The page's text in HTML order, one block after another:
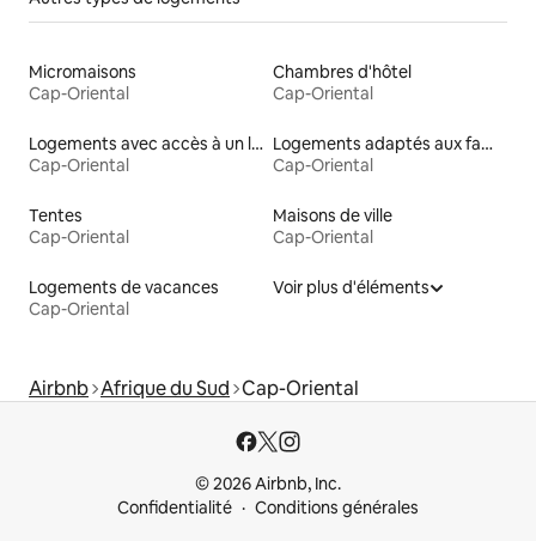
Micromaisons
Cap-Oriental
Chambres d'hôtel
Cap-Oriental
Logements avec accès à un lac
Cap-Oriental
Logements adaptés aux familles à louer
Cap-Oriental
Tentes
Cap-Oriental
Maisons de ville
Cap-Oriental
Logements de vacances
Cap-Oriental
Voir plus d'éléments
Airbnb Afrique du Sud Cap-Oriental
© 2026 Airbnb, Inc.
Confidentialité
Conditions générales